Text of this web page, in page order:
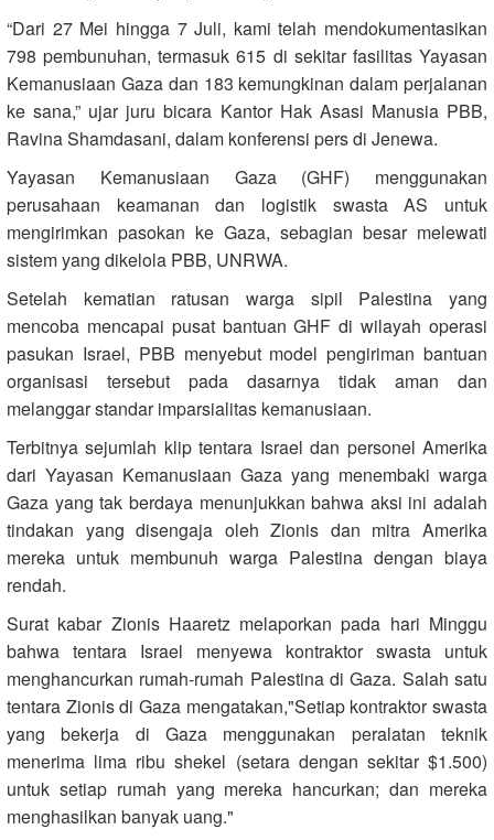
“Dari 27 Mei hingga 7 Juli, kami telah mendokumentasikan
798 pembunuhan, termasuk 615 di sekitar fasilitas Yayasan
Kemanusiaan Gaza dan 183 kemungkinan dalam perjalanan
ke sana,” ujar juru bicara Kantor Hak Asasi Manusia PBB,
Ravina Shamdasani, dalam konferensi pers di Jenewa.
Yayasan Kemanusiaan Gaza (GHF) menggunakan
perusahaan keamanan dan logistik swasta AS untuk
mengirimkan pasokan ke Gaza, sebagian besar melewati
sistem yang dikelola PBB, UNRWA.
Setelah kematian ratusan warga sipil Palestina yang
mencoba mencapai pusat bantuan GHF di wilayah operasi
pasukan Israel, PBB menyebut model pengiriman bantuan
organisasi tersebut pada dasarnya tidak aman dan
melanggar standar imparsialitas kemanusiaan.
Terbitnya sejumlah klip tentara Israel dan personel Amerika
dari Yayasan Kemanusiaan Gaza yang menembaki warga
Gaza yang tak berdaya menunjukkan bahwa aksi ini adalah
tindakan yang disengaja oleh Zionis dan mitra Amerika
mereka untuk membunuh warga Palestina dengan biaya
rendah.
Surat kabar Zionis Haaretz melaporkan pada hari Minggu
bahwa tentara Israel menyewa kontraktor swasta untuk
menghancurkan rumah-rumah Palestina di Gaza. Salah satu
tentara Zionis di Gaza mengatakan,"Setiap kontraktor swasta
yang bekerja di Gaza menggunakan peralatan teknik
menerima lima ribu shekel (setara dengan sekitar $1.500)
untuk setiap rumah yang mereka hancurkan; dan mereka
menghasilkan banyak uang."